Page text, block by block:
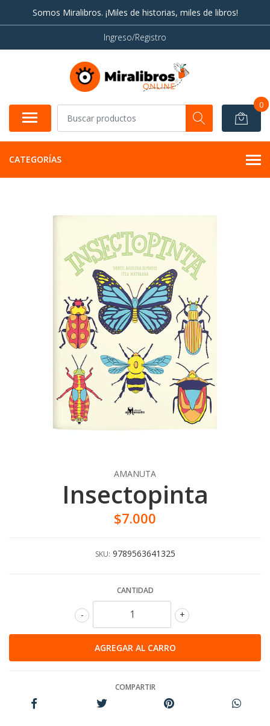
Somos Miralibros. ¡Miles de historias, miles de libros!
Ingreso/Registro
0
CATEGORÍAS
AMANUTA
Insectopinta
$7.000
SKU: 9789563641325
CANTIDAD
+
-
COMPARTIR